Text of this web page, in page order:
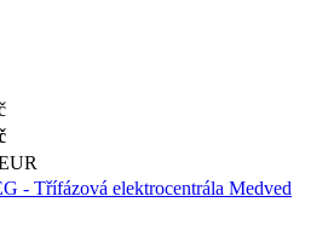
- Třífázová elektrocentrála Medved